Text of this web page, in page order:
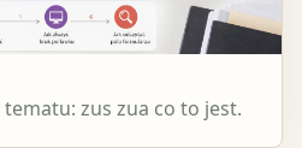
zus zua co to jest.